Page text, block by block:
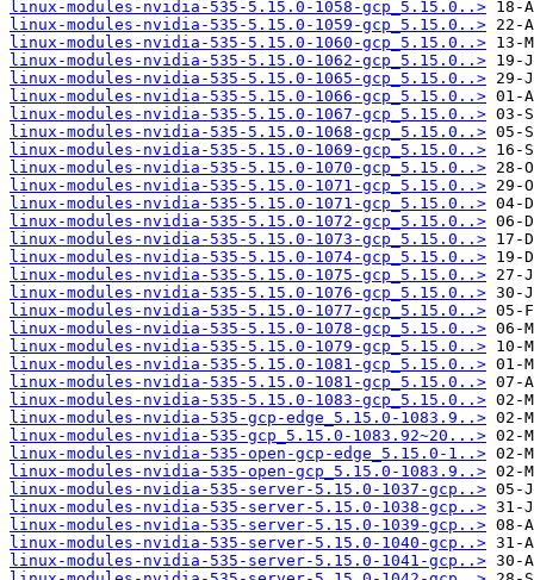
linux-modules-nvidia-535-5.15.0-1058-gcp_5.15.0..>
linux-modules-nvidia-535-5.15.0-1059-gcp_5.15.0..>
linux-modules-nvidia-535-5.15.0-1060-gcp_5.15.0..>
linux-modules-nvidia-535-5.15.0-1062-gcp_5.15.0..>
linux-modules-nvidia-535-5.15.0-1065-gcp_5.15.0..>
linux-modules-nvidia-535-5.15.0-1066-gcp_5.15.0..>
linux-modules-nvidia-535-5.15.0-1067-gcp_5.15.0..>
linux-modules-nvidia-535-5.15.0-1068-gcp_5.15.0..>
linux-modules-nvidia-535-5.15.0-1069-gcp_5.15.0..>
linux-modules-nvidia-535-5.15.0-1070-gcp_5.15.0..>
linux-modules-nvidia-535-5.15.0-1071-gcp_5.15.0..>
linux-modules-nvidia-535-5.15.0-1071-gcp_5.15.0..>
linux-modules-nvidia-535-5.15.0-1072-gcp_5.15.0..>
linux-modules-nvidia-535-5.15.0-1073-gcp_5.15.0..>
linux-modules-nvidia-535-5.15.0-1074-gcp_5.15.0..>
linux-modules-nvidia-535-5.15.0-1075-gcp_5.15.0..>
linux-modules-nvidia-535-5.15.0-1076-gcp_5.15.0..>
linux-modules-nvidia-535-5.15.0-1077-gcp_5.15.0..>
linux-modules-nvidia-535-5.15.0-1078-gcp_5.15.0..>
linux-modules-nvidia-535-5.15.0-1079-gcp_5.15.0..>
linux-modules-nvidia-535-5.15.0-1081-gcp_5.15.0..>
linux-modules-nvidia-535-5.15.0-1081-gcp_5.15.0..>
linux-modules-nvidia-535-5.15.0-1083-gcp_5.15.0..>
linux-modules-nvidia-535-gcp-edge_5.15.0-1083.9..>
linux-modules-nvidia-535-gcp_5.15.0-1083.92~20...>
linux-modules-nvidia-535-open-gcp-edge_5.15.0-1..>
linux-modules-nvidia-535-open-gcp_5.15.0-1083.9..>
linux-modules-nvidia-535-server-5.15.0-1037-gcp..>
linux-modules-nvidia-535-server-5.15.0-1038-gcp..>
linux-modules-nvidia-535-server-5.15.0-1039-gcp..>
linux-modules-nvidia-535-server-5.15.0-1040-gcp..>
linux-modules-nvidia-535-server-5.15.0-1041-gcp..>